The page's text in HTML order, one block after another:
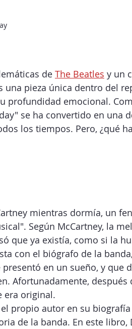
de The Beatles y un
una pieza única dentro del
profundidad emocional.
se ha convertido en una
los tiempos. Pero, ¿qué
mientras dormía, un
Según McCartney, la
que ya existía, como si la
con el biógrafo de la banda,
en un sueño, y que
Afortunadamente, después
era original.
propio autor en su biografía
de la banda. En este libro,